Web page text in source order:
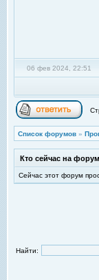
06 фев 2024, 22:51
Список форумов »
Кто сейчас на
Сейчас этот форум
Найти: